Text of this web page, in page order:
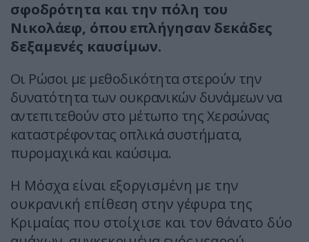
σφοδρότητα και την πόλη του
Νικολάεφ, όπου επλήγησαν δεκάδες
δεξαμενές καυσίμων.
Oι Ρώσοι με μεθοδικότητα στερούν την
δυνατότητα των ουκρανικών δυνάμεων να
αντεπιτεθούν στο μέτωπο της Χερσώνας
καταστρέφοντας οπλικά συστήματα,
πυρομαχικά και καύσιμα.
Η Μόσχα είναι εξοργισμένη με την
ουκρανική επίθεση στην γέφυρα της
Κριμαίας που στοίχισε και τον θάνατο δύο